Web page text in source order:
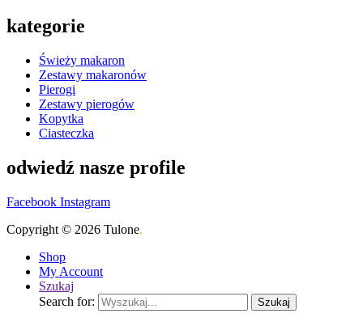
kategorie
Świeży makaron
Zestawy makaronów
Pierogi
Zestawy pierogów
Kopytka
Ciasteczka
odwiedź nasze profile
Facebook Instagram
Copyright © 2026 Tulone.
Shop
My Account
Szukaj
Search for:
Szukaj